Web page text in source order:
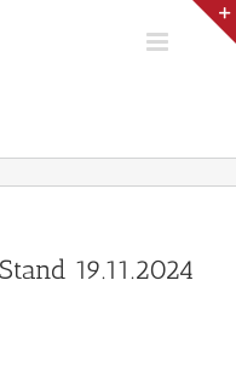
19.11.2024